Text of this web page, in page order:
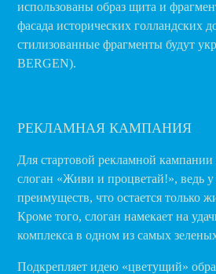
использованы образ щита и
фасада исторических голландских
стилизованные фрагменты будут
BERGEN).
РЕКЛАМНАЯ КАМПАНИЯ
Для стартовой рекламной
слоган «Живи и процветай!», ведь
преимуществ, что остается только
Кроме того, слоган намекает на
комплекса в одном из самых
Подкрепляет идею «цветущий»